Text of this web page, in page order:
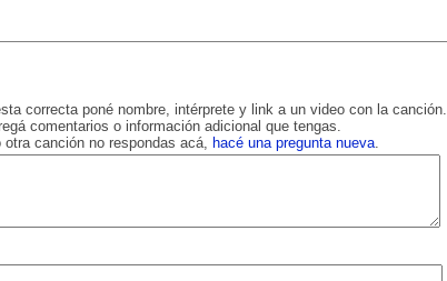
correcta poné nombre, intérprete y link a un video con la canción.
comentarios o información adicional que tengas.
canción no respondas acá, hacé una pregunta nueva.